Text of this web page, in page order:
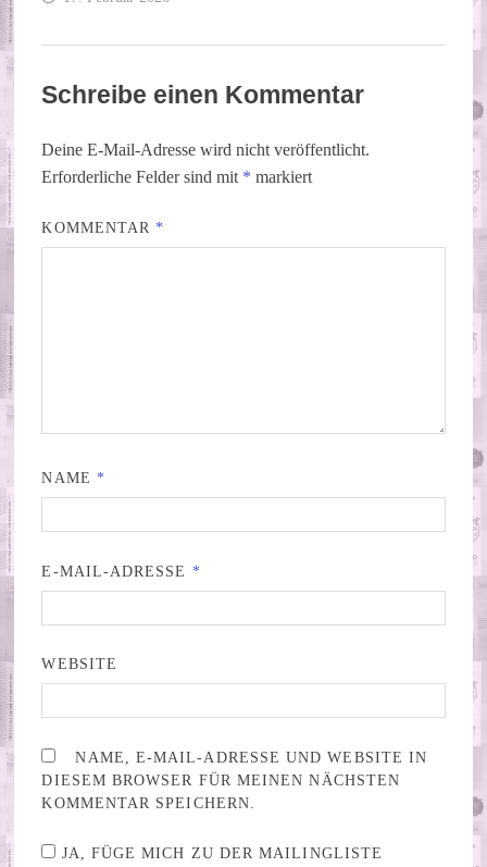
Schreibe einen Kommentar
Deine E-Mail-Adresse wird nicht veröffentlicht.
Erforderliche Felder sind mit * markiert
KOMMENTAR *
NAME *
E-MAIL-ADRESSE *
WEBSITE
NAME, E-MAIL-ADRESSE UND WEBSITE IN
DIESEM BROWSER FÜR MEINEN NÄCHSTEN
KOMMENTAR SPEICHERN.
JA, FÜGE MICH ZU DER MAILINGLISTE